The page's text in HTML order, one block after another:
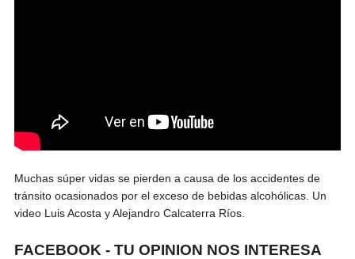
Muchas súper vidas se pierden a causa de los accidentes de
tránsito ocasionados por el exceso de bebidas alcohólicas. Un
video Luis Acosta y Alejandro Calcaterra Ríos.
FACEBOOK - TU OPINION NOS INTERESA